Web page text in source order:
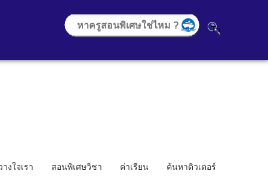
งใจเรา สอนพิเศษวิชา ค่าเรียน ค้นหาติวเตอร์